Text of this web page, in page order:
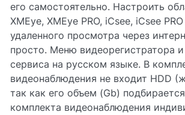
его самостоятельно. Настроить
XMEye, XMEye PRO, iCsee, iCsee
удаленного просмотра через
просто. Меню видеорегистратора и
сервиса на русском языке. В
видеонаблюдения не входит HDD
так как его объем (Gb)
комплекта видеонаблюдения